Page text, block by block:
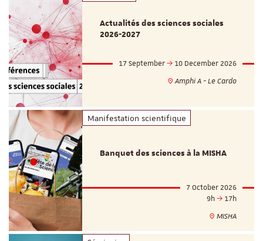
Actualités des sciences sociales
2026-2027
17 September
10 December 2026
Amphi A - Le Cardo
Manifestation scientifique
Banquet des sciences à la MISHA
7 October 2026
9h
17h
MISHA